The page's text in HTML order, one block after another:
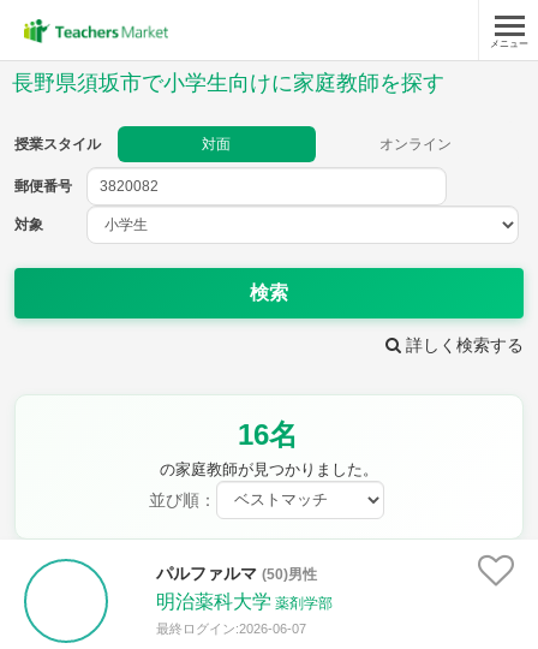
メニュー
長野県須坂市で小学生向けに家庭教師を探す
授業スタイル 対面 オンライン
郵便番号
対象
検索
詳しく検索する
16名
の家庭教師が見つかりました。
並び順：
パルファルマ (50)男性
明治薬科大学 薬剤学部
最終ログイン:2026-06-07
郵便番号
教科
理科
保健・体育 図画工作 書写
時給：¥1,000 ～ ¥10,000